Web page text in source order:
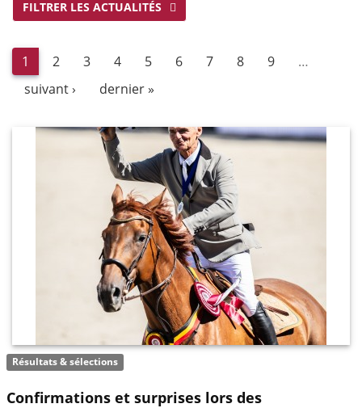
FILTRER LES ACTUALITÉS
1 2 3 4 5 6 7 8 9
…
suivant ›
dernier »
Résultats & sélections
Confirmations et surprises lors des